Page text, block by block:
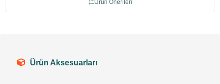
Ürün Önerileri
Ürün Aksesuarları